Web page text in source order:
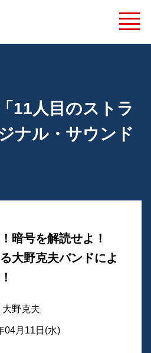
11人目のストラ
ナル・サウンド
暗号を解読せよ！
大野克夫バンドによ
野克夫
04月11日(水)